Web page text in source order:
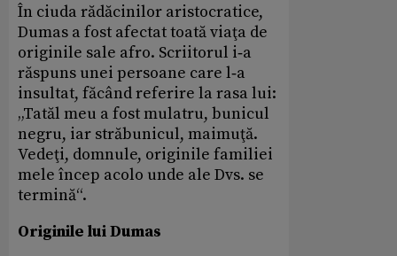
În ciuda rădăcinilor aristocratice,
Dumas a fost afectat toată viaţa de
originile sale afro. Scriitorul i‑a
răspuns unei persoane care l‑a
insultat, făcând referire la rasa lui:
„Tatăl meu a fost mulatru, bunicul
negru, iar străbunicul, maimuţă.
Vedeţi, domnule, originile familiei
mele încep acolo unde ale Dvs. se
termină“.
Originile lui Dumas